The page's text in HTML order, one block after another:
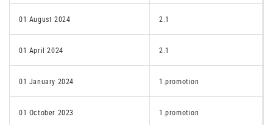
01 August 2024 2.1
01 April 2024 2.1
01 January 2024 1.promotion
01 October 2023 1.promotion